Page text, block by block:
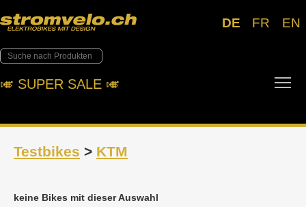
DE FR EN
🎺︎ SUPER SALE 🎺︎
Testbikes > KTM
keine Bikes mit dieser Auswahl